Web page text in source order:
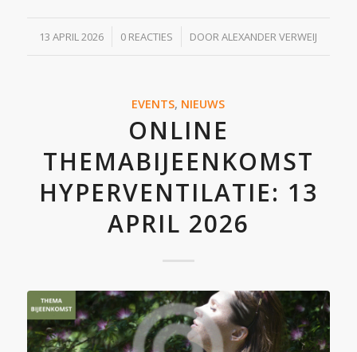
13 APRIL 2026
/ 0 REACTIES
/ DOORALEXANDER VERWEIJ
EVENTS, NIEUWS
ONLINE
THEMABIJEENKOMST
HYPERVENTILATIE: 13
APRIL 2026